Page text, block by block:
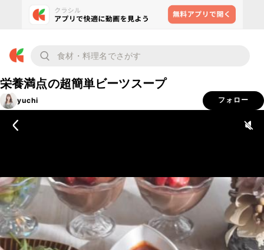
栄養満点の超簡単ビーツスープ
yuchi フォロー